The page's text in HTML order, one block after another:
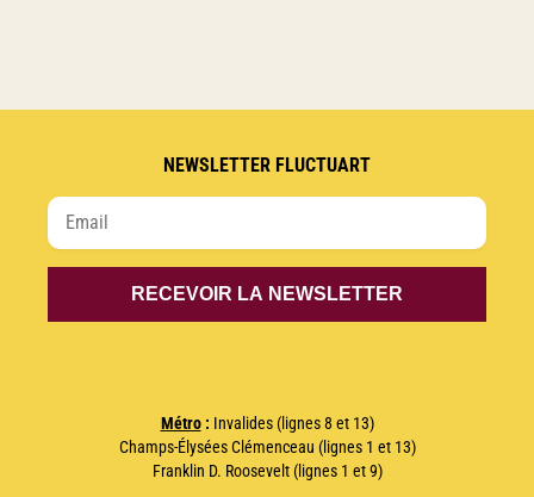
NEWSLETTER FLUCTUART
Métro: Invalides (lignes 8 et 13)
Champs-Élysées Clémenceau (lignes 1 et 13)
Franklin D. Roosevelt (lignes 1 et 9)